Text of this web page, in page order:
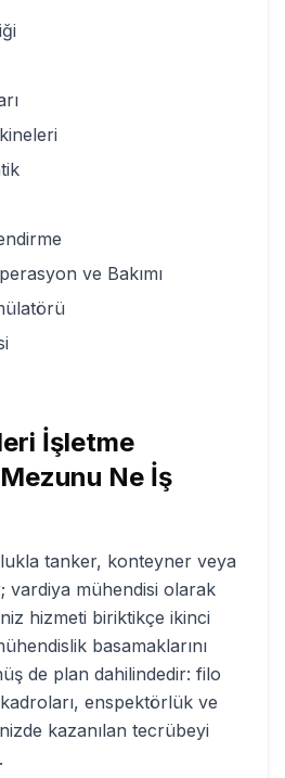
ve Bakımı
İşletme
Mezunu Ne İş
tanker, konteyner veya
vardiya mühendisi olarak
hizmeti biriktikçe ikinci
basamaklarını
de plan dahilindedir: filo
enspektörlük ve
kazanılan tecrübeyi